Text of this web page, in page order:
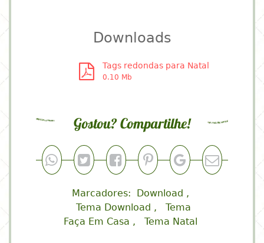
Downloads
Tags redondas para Natal
0.10 Mb
Gostou? Compartilhe!
Marcadores:
Download
Tema Download
Tema
Faça Em Casa
Tema Natal